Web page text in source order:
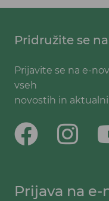
Pridružite se
Prijavite se na e-
vseh
novostih in
Prijava na e-